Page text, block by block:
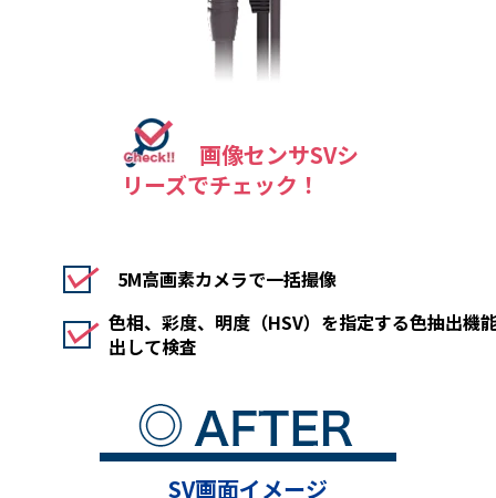
画像センサSVシ
リーズでチェック！
5M高画素カメラで一括撮像
色相、彩度、明度（HSV）を指定する色抽出機
出して検査
SV画面イメージ